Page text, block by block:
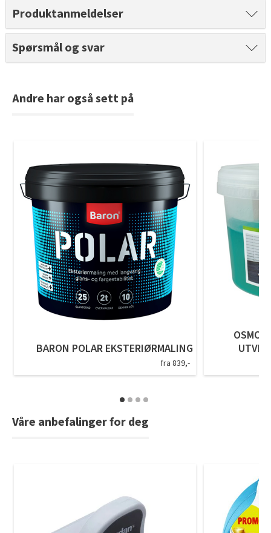
Bli inspirert av nye fargepaletter fra Årets Farge 2026!
Tarkett Shade Eik Soft Beige Parkett
Produktanmeldelser
Spørsmål og svar
Andre har også sett på
BARON POLAR EKSTERIØRMALING
fra 839,-
OSMO
Våre anbefalinger for deg